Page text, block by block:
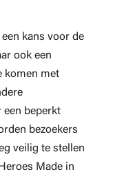
kans voor de
ook een
komen met
een beperkt
bezoekers
veilig te stellen
Made in